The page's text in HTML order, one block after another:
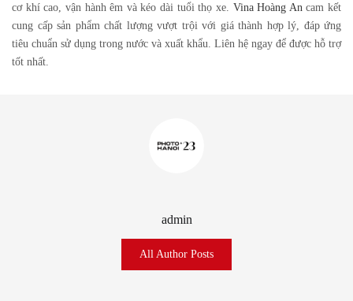
cơ khí cao, vận hành êm và kéo dài tuổi thọ xe. Vina Hoàng An cam kết
cung cấp sản phẩm chất lượng vượt trội với giá thành hợp lý, đáp ứng
tiêu chuẩn sử dụng trong nước và xuất khẩu. Liên hệ ngay để được hỗ trợ
tốt nhất.
admin
All Author Posts